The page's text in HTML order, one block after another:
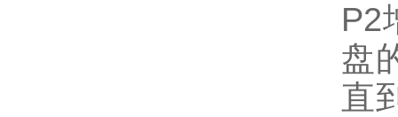
P2
盘
直